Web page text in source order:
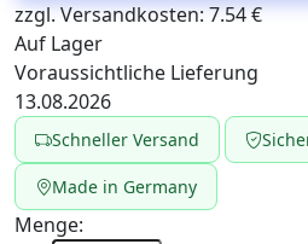
zzgl. Versandkosten: 7.54 €
Auf Lager
Voraussichtliche Lieferung
13.08.2026
Schneller Versand
Made in Germany
Menge: